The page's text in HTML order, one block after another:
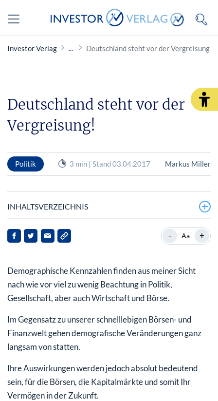
Investor Verlag Deutschland steht vor der Vergreisung!
Deutschland steht vor der
Vergreisung!
Politik 3 min | Stand 03.04.2017 Markus Miller
INHALTSVERZEICHNIS
Kinder sind die Basis all unserer Systeme!
Windelverkäufe sind eine volkswirtschaftliche
Kennzahl
Die qualifizierte Zuwanderung ist die
volkswirtschaftliche Alternative zu Kindern!
- Aa +
Demographische Kennzahlen finden aus meiner Sicht
nach wie vor viel zu wenig Beachtung in Politik,
Gesellschaft, aber auch Wirtschaft und Börse.
Im Gegensatz zu unserer schnelllebigen Börsen- und
Finanzwelt gehen demografische Veränderungen ganz
langsam von statten.
Ihre Auswirkungen werden jedoch absolut bedeutend
sein, für die Börsen, die Kapitalmärkte und somit Ihr
Vermögen in der Zukunft.